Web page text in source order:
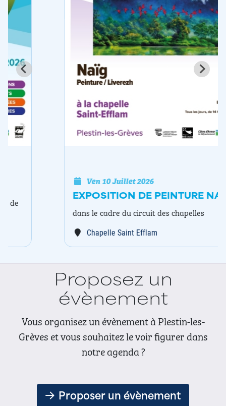
EXPOSITION DE PEINTURE NAÏG
Ven 10 Juillet 2026
Chapelle Saint Efflam
dans le cadre du circuit des chapelles
Proposez un
évènement
Vous organisez un évènement à Plestin-les-
Grèves et vous souhaitez le voir figurer dans
notre agenda ?
Proposer un évènement